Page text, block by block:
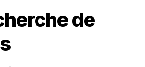
de